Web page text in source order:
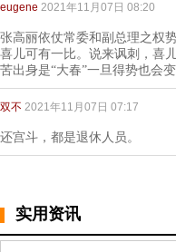
eugene 2021年11月07日 08:20
张高丽依仗常委和副总理之权
喜儿可有一比。说来讽刺，喜
苦出身是“大春”一旦得势也会
双不 2021年11月07日 07:17
还宫斗，都是退休人员。
实用资讯